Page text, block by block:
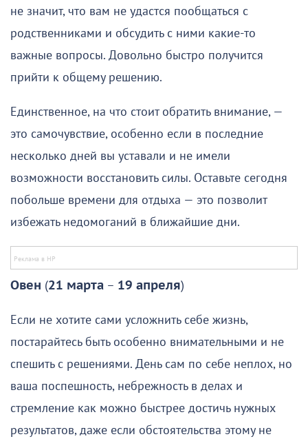
не значит, что вам не удастся пообщаться с
родственниками и обсудить с ними какие-то
важные вопросы. Довольно быстро получится
прийти к общему решению.
Единственное, на что стоит обратить внимание, —
это самочувствие, особенно если в последние
несколько дней вы уставали и не имели
возможности восстановить силы. Оставьте сегодня
побольше времени для отдыха — это позволит
избежать недомоганий в ближайшие дни.
Овен (21 марта – 19 апреля)
Если не хотите сами усложнить себе жизнь,
постарайтесь быть особенно внимательными и не
спешить с решениями. День сам по себе неплох, но
ваша поспешность, небрежность в делах и
стремление как можно быстрее достичь нужных
результатов, даже если обстоятельства этому не